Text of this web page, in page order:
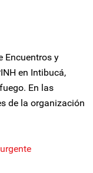
Encuentros y
en Intibucá,
En las
de la organización